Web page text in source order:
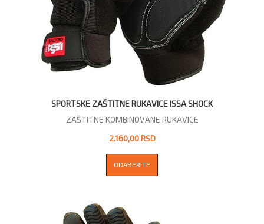
SPORTSKE ZAŠTITNE RUKAVICE ISSA SHOCK
ZAŠTITNE KOMBINOVANE RUKAVICE
2.160,00 RSD
ODABERITE